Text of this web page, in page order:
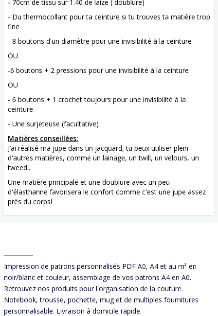
- 70cm de tissu sur 1.40 de laize ( doublure)
- Du thermocollant pour ta ceinture si tu trouves ta matière trop
fine
- 8 boutons d'un diamètre pour une invisibilité à la ceinture
OU
-6 boutons + 2 pressions pour une invisibilité à la ceinture
OU
- 6 boutons + 1 crochet toujours pour une invisibilité à la
ceinture
- Une surjeteuse (facultative)
Matières conseillées:
J’ai réalisé ma jupe dans un jacquard, tu peux utiliser plein
d'autres matières, comme un lainage, un twill, un velours, un
tweed...
Une matière principale et une doublure avec un peu
d'élasthanne favorisera le confort comme c'est une jupe assez
près du corps!
Impression de patrons personnalisés PDF A0, A4 et au m² en
noir/blanc et couleur, assemblage de vos patrons A4 en A0.
Retrouvez nos produits pour l'organisation de la couture.
Notebook, trousse, pochette, mug et de multiples fournitures
personnalisable. Livraison à domicile rapide.